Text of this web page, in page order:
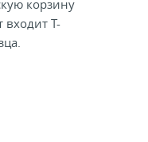
корзину
Т-